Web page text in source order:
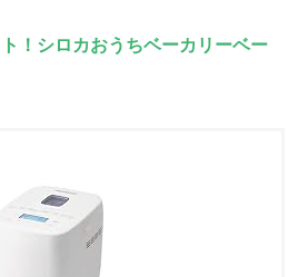
！シロカおうちベーカリーベー